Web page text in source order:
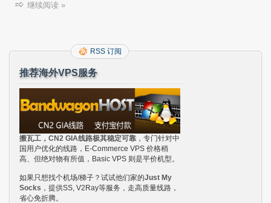
继续阅读 »
RSS 订阅
推荐海外VPS服务
搬瓦工，CN2 GIA线路极其稳定可靠 ，专门针对中
国用户优化的线路，E-Commerce VPS 价格稍
高、但绝对物有所值，Basic VPS 则是平价机型。
如果只想找个机场/梯子？试试他们家的Just My
Socks ，提供SS, V2Ray等服务，走高质量线路，
省心免折腾。